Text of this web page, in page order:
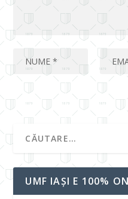
UMF IAȘI E 100%